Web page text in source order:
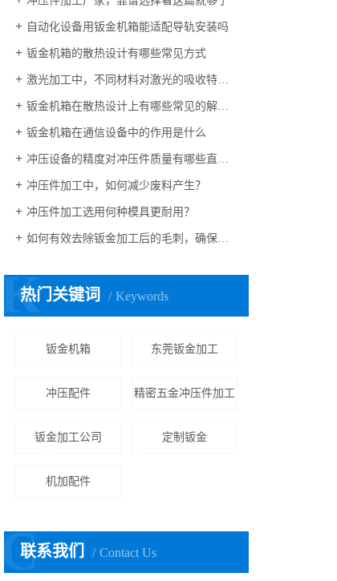
自动化设备用钣金机箱能适配导轨安装吗
钣金机箱的散热设计有哪些常见方式
激光加工中，不同材料对激光的吸收特性有何差异？
钣金机箱在散热设计上有哪些常见的解决方案？
钣金机箱在通信设备中的作用是什么
冲压设备的精度对冲压件质量有哪些直接影响
冲压件加工中，如何减少废料产生？
冲压件加工选用何种模具更耐用？
如何有效去除钣金加工后的毛刺，确保边缘光滑且安全？
热门关键词 Keywords
K
钣金机箱 东莞钣金加工
冲压配件 精密五金冲压件加工
钣金加工公司 定制钣金
机加配件
联系我们 Contact Us
C